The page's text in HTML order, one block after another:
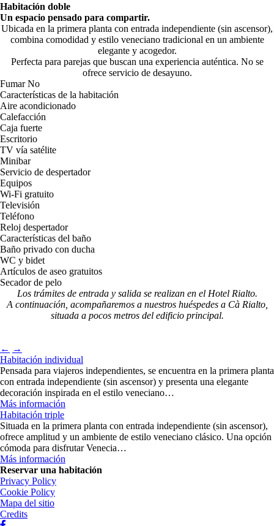
Habitación doble
Un espacio pensado para compartir.
Ubicada en la primera planta con entrada independiente (sin ascensor),
combina comodidad y estilo veneciano tradicional en un ambiente
elegante y acogedor.
Perfecta para parejas que buscan una experiencia auténtica. No se
ofrece servicio de desayuno.
Fumar No
Características de la habitación
Aire acondicionado
Calefacción
Caja fuerte
Escritorio
TV vía satélite
Minibar
Servicio de despertador
Equipos
Wi-Fi gratuito
Televisión
Teléfono
Reloj despertador
Características del baño
Baño privado con ducha
WC y bidet
Artículos de aseo gratuitos
Secador de pelo
Los trámites de entrada y salida se realizan en el Hotel Rialto.
A continuación, acompañaremos a nuestros huéspedes a Cà Rialto,
situada a pocos metros del edificio principal.
← →
Habitación individual
Pensada para viajeros independientes, se encuentra en la primera planta
con entrada independiente (sin ascensor) y presenta una elegante
decoración inspirada en el estilo veneciano…
Más información
Habitación triple
Situada en la primera planta con entrada independiente (sin ascensor),
ofrece amplitud y un ambiente de estilo veneciano clásico. Una opción
cómoda para disfrutar Venecia…
Más información
Reservar una habitación
Privacy Policy
Cookie Policy
Mapa del sitio
Credits